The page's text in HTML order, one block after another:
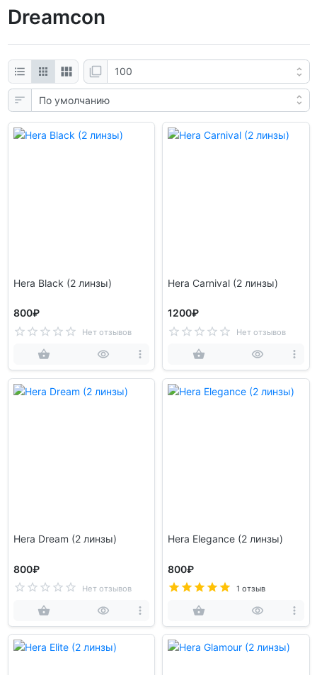
Dreamcon
Hera Black (2 линзы)
800₽
Нет отзывов
Hera Carnival (2 линзы)
1200₽
Нет отзывов
Hera Dream (2 линзы)
800₽
Нет отзывов
Hera Elegance (2 линзы)
800₽
1 отзыв